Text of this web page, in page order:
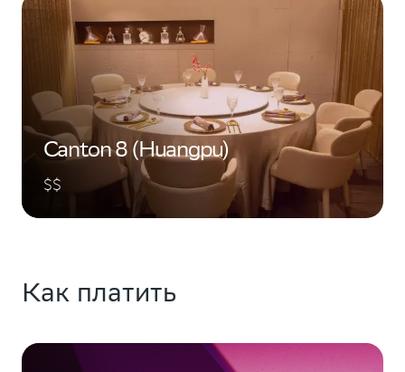
Canton 8 (Huangpu)
$$
Как платить